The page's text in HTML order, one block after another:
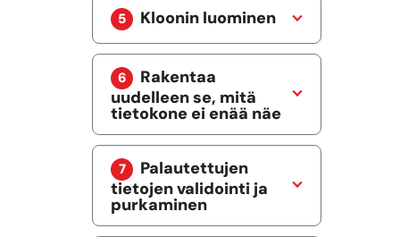
Kloonin luominen
Rakentaa
uudelleen se, mitä
tietokone ei enää näe
Palautettujen
tietojen validointi ja
purkaminen